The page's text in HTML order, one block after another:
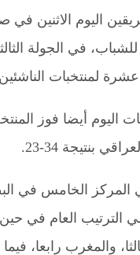
اليوم الاثنين في
في الجولة
عشرة لمنتخبات
اليوم أيضا فوز
بنتيجة 34-23.
المركز الخامس في
الترتيب العام في
والمغرب رابعا،